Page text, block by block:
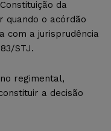
da
quando o acórdão
com a jurisprudência
STJ.
regimental,
a decisão